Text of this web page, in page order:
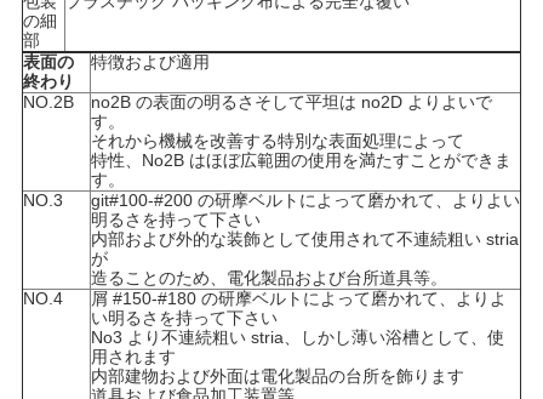
PRIVACY
POLICY
の細
部
表面の
終わり
特徴および適用
NO.2B
no2B の表面の明るさそして平坦は no2D よりよいで
す。
それから機械を改善する特別な表面処理によって
特性、No2B はほぼ広範囲の使用を満たすことができま
す。
NO.3
git#100-#200 の研摩ベルトによって磨かれて、よりよい
明るさを持って下さい
内部および外的な装飾として使用されて不連続粗い stria
が
造ることのため、電化製品および台所道具等。
NO.4
屑 #150-#180 の研摩ベルトによって磨かれて、よりよ
い明るさを持って下さい
No3 より不連続粗い stria、しかし薄い浴槽として、使
用されます
内部建物および外面は電化製品の台所を飾ります